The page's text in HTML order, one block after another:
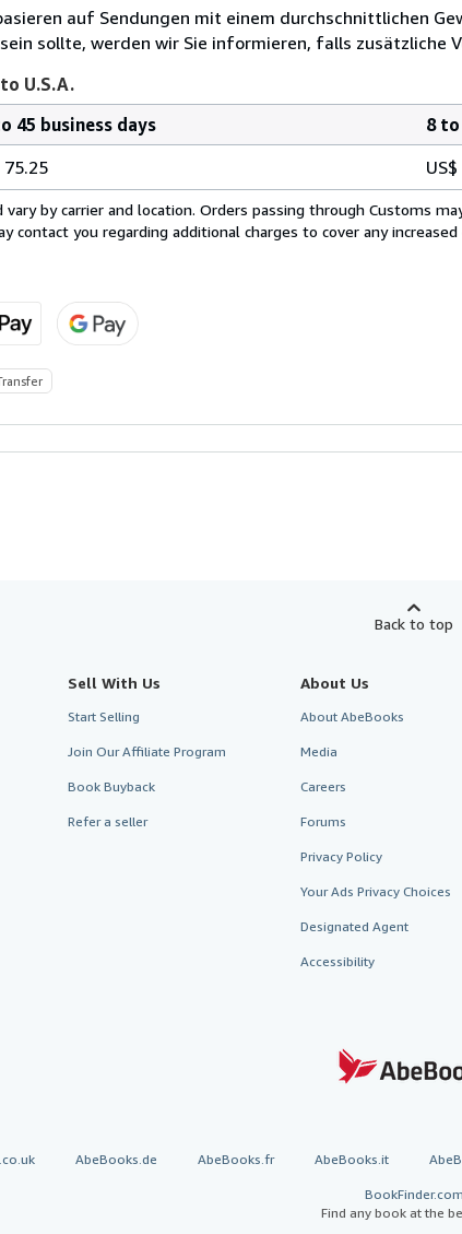
auf Sendungen mit einem durchschnittlichen
sollte, werden wir Sie informieren, falls zusätzliche
U.S.A.
45 business days
8 to
75.25
by carrier and location. Orders passing through Customs
contact you regarding additional charges to cover any
Back to top
Sell With Us
Start Selling
Join Our Affiliate Program
Book Buyback
Refer a seller
About Us
About AbeBooks
Media
Careers
Forums
Privacy Policy
Your Ads Privacy Choices
Designated Agent
Accessibility
AbeBooks.de AbeBooks.fr AbeBooks.it
BookFinder.com
Find any book at the